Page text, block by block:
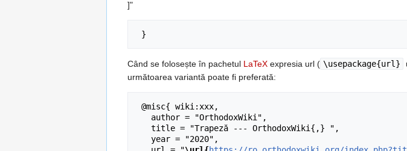
]"
Când se folosește în pachetul LaTeX expresia url ( \usepackage{url}
următoarea variantă poate fi preferată: